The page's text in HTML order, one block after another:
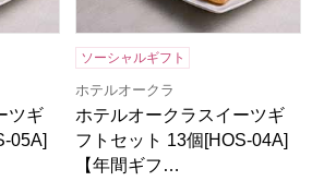
ツギ
05A]
ソーシャルギフト
ホテルオークラ
ホテルオークラスイーツギ
フトセット 13個[HOS-04A]
【年間ギフ…